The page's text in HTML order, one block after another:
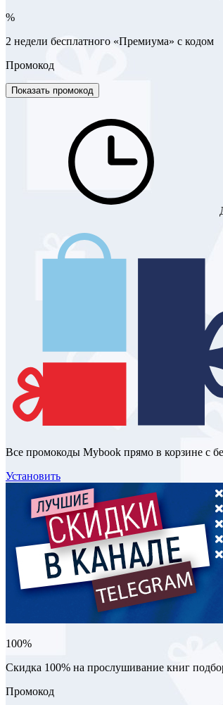
%
2 недели бесплатного «Премиума» с кодом
Промокод
Показать промокод
Все промокоды Mybook прямо в корзине с
Установить
100%
Скидка 100% на прослушивание книг
Промокод